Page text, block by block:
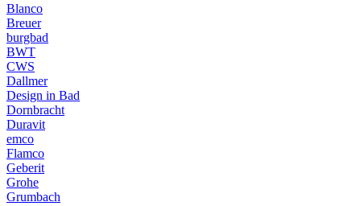
Blanco
Breuer
burgbad
BWT
CWS
Dallmer
Design in Bad
Dornbracht
Duravit
emco
Flamco
Geberit
Grohe
Grumbach